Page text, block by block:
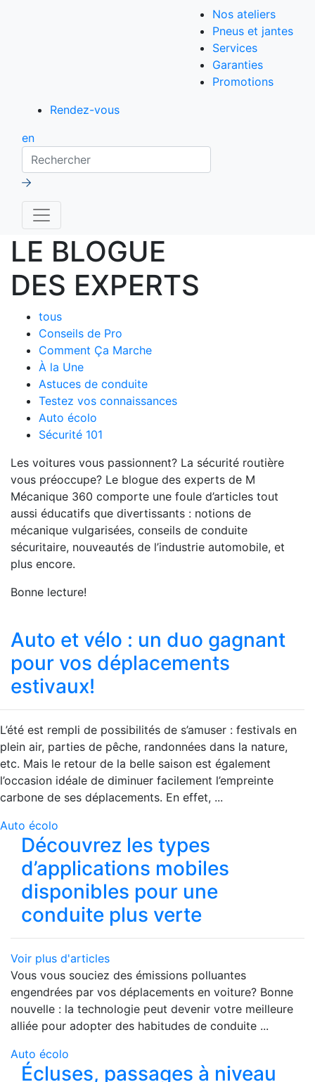
Nos ateliers
Pneus et jantes
Services
Garanties
Promotions
Rendez-vous
en
Rechercher
LE BLOGUE
DES EXPERTS
tous
Conseils de Pro
Comment Ça Marche
À la Une
Astuces de conduite
Testez vos connaissances
Auto écolo
Sécurité 101
Les voitures vous passionnent? La sécurité routière
vous préoccupe? Le blogue des experts de M
Mécanique 360 comporte une foule d’articles tout
aussi éducatifs que divertissants : notions de
mécanique vulgarisées, conseils de conduite
sécuritaire, nouveautés de l’industrie automobile, et
plus encore.
Bonne lecture!
Auto et vélo : un duo gagnant
pour vos déplacements
estivaux!
L’été est rempli de possibilités de s’amuser : festivals en
plein air, parties de pêche, randonnées dans la nature,
etc. Mais le retour de la belle saison est également
l’occasion idéale de diminuer facilement l’empreinte
carbone de ses déplacements. En effet, ...
Auto écolo
Découvrez les types
d’applications mobiles
disponibles pour une
conduite plus verte
Voir plus d'articles
Vous vous souciez des émissions polluantes
engendrées par vos déplacements en voiture? Bonne
nouvelle : la technologie peut devenir votre meilleure
alliée pour adopter des habitudes de conduite ...
Auto écolo
Écluses, passages à niveau